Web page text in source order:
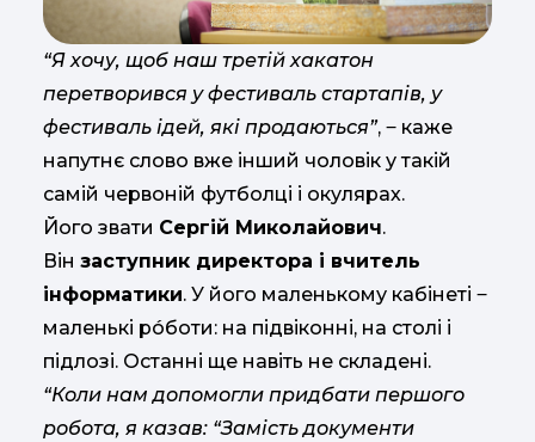
“Я хочу, щоб наш третій хакатон
перетворився у фестиваль стартапів, у
фестиваль ідей, які продаються”, ‒ каже
напутнє слово вже інший чоловік у такій
самій червоній футболці і окулярах.
Його звати Сергій Миколайович.
Він заступник директора і вчитель
інформатики. У його маленькому кабінеті ‒
маленькі рóботи: на підвіконні, на столі і
підлозі. Останні ще навіть не складені.
“Коли нам допомогли придбати першого
робота, я казав: “Замість документи